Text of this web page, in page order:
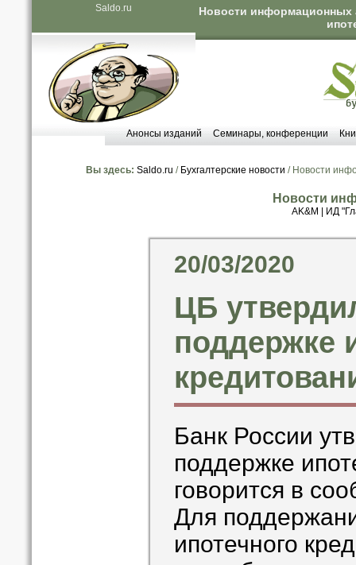
Saldo.ru
Новости информационных
Анонсы изданий Семинары, конференции
Вы здесь: Saldo.ru / Бухгалтерские новости / Новости
Новости
AK&M ИД
20/03/2020
ЦБ
поддержке
Банк России
поддержке
говорится в
Для
ипотечного